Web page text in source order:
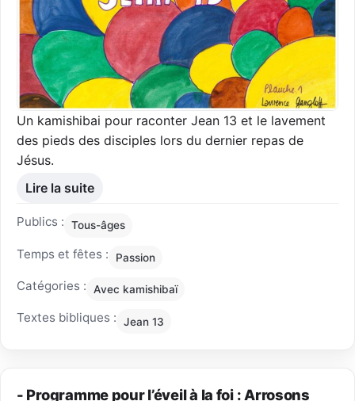
Un kamishibai pour raconter Jean 13 et le lavement
des pieds des disciples lors du dernier repas de
Jésus.
Lire la suite
Publics : Tous-âges
Temps et fêtes : Passion
Catégories : Avec kamishibaï
Textes bibliques : Jean 13
- Programme pour l’éveil à la foi : Arrosons